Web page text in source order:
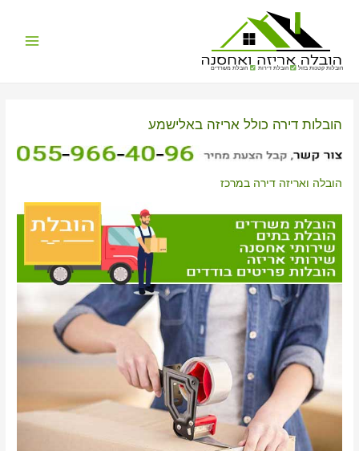
הובלות קטנות בזול הובלת דירות הובלת משרדים
הובלות דירה כולל אריזה באלישמע
הובלה ואריזה דירה במרכז